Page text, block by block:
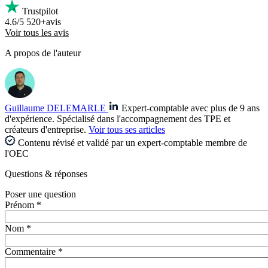
Trustpilot
4.6/5 520+avis
Voir tous les avis
A propos de l'auteur
Guillaume DELEMARLE
Expert-comptable avec plus de 9 ans
d'expérience. Spécialisé dans l'accompagnement des TPE et
créateurs d'entreprise. Voir tous ses articles
Contenu révisé et validé par un expert-comptable membre de
l'OEC
Questions & réponses
Poser une question
Prénom *
Nom *
Commentaire *